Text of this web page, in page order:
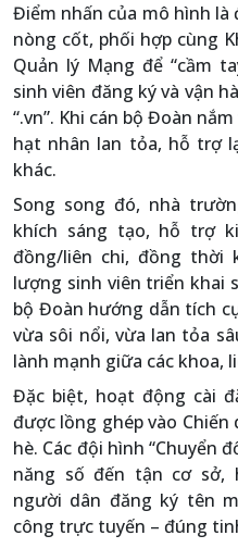
Điểm nhấn của mô hình là
nòng cốt, phối hợp cùng
Quản lý Mạng để “cầm
sinh viên đăng ký và vận
“.vn”. Khi cán bộ Đoàn
hạt nhân lan tỏa, hỗ trợ
khác.
Song song đó, nhà
khích sáng tạo, hỗ trợ
đồng/liên chi, đồng thời
lượng sinh viên triển khai
bộ Đoàn hướng dẫn tích
vừa sôi nổi, vừa lan tỏa
lành mạnh giữa các khoa,
Đặc biệt, hoạt động cài
được lồng ghép vào
hè. Các đội hình “Chuyển
năng số đến tận cơ sở,
người dân đăng ký tên
công trực tuyến – đúng